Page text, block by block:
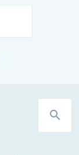
search